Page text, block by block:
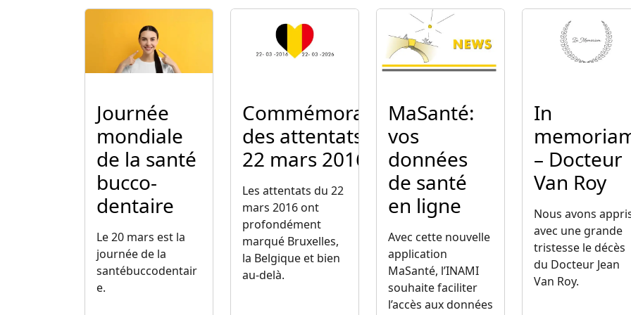
Image
Journée
mondiale
de la santé
bucco-
dentaire
Le 20 mars est la
journée de la
santébuccodentair
e.
Commémoration
des attentats du
22 mars 2016
Les attentats du 22
mars 2016 ont
profondément
marqué Bruxelles,
la Belgique et bien
au-delà.
Image
MaSanté:
vos
données
de santé
en ligne
Avec cette nouvelle
application
MaSanté, l’INAMI
souhaite faciliter
l’accès aux données
In
– Docteur
Van Roy
Nous avons
avec une grande
tristesse le décès
du Docteur Jean
Van Roy.